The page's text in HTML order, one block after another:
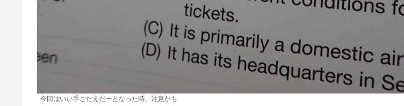
今回はいい手ごたえだーとなった時、注意かも